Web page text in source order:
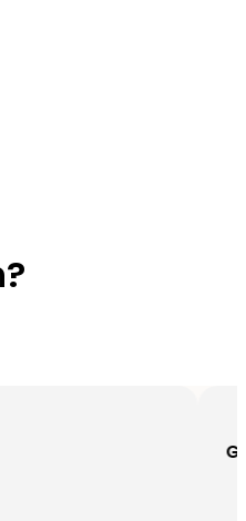
Gezellig